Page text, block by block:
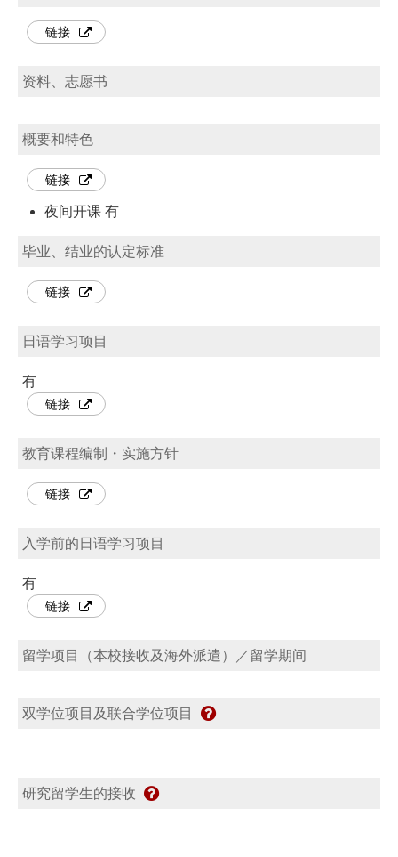
链接
资料、志愿书
概要和特色
链接
夜间开课 有
毕业、结业的认定标准
链接
日语学习项目
有
链接
教育课程编制・实施方针
链接
入学前的日语学习项目
有
链接
留学项目（本校接收及海外派遣）／留学期间
双学位项目及联合学位项目
研究留学生的接收